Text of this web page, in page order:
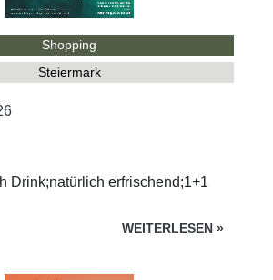
Shopping
Steiermark
Drink;natürlich erfrischend;1+1
WEITERLESEN »